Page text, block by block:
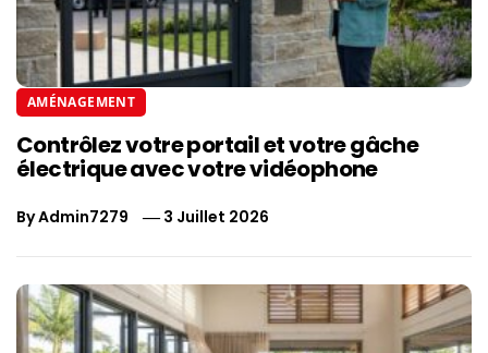
AMÉNAGEMENT
Contrôlez votre portail et votre gâche
électrique avec votre vidéophone
ByAdmin7279 3 Juillet 2026